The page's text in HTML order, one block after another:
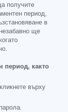
получите
период,
в
ще
период, както
върху